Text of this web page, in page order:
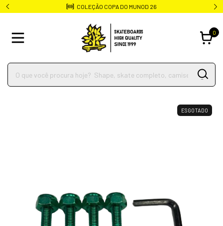
COLEÇÃO COPA DO MUNOD 26
0
ESGOTADO